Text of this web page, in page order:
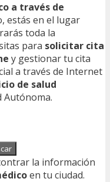
a través de
estás en el lugar
toda la
para solicitar cita
y gestionar tu cita
a través de Internet
de salud
Autónoma.
la información
en tu ciudad.